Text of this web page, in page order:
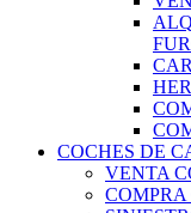
COCHES DE
VENTA
COMPRA